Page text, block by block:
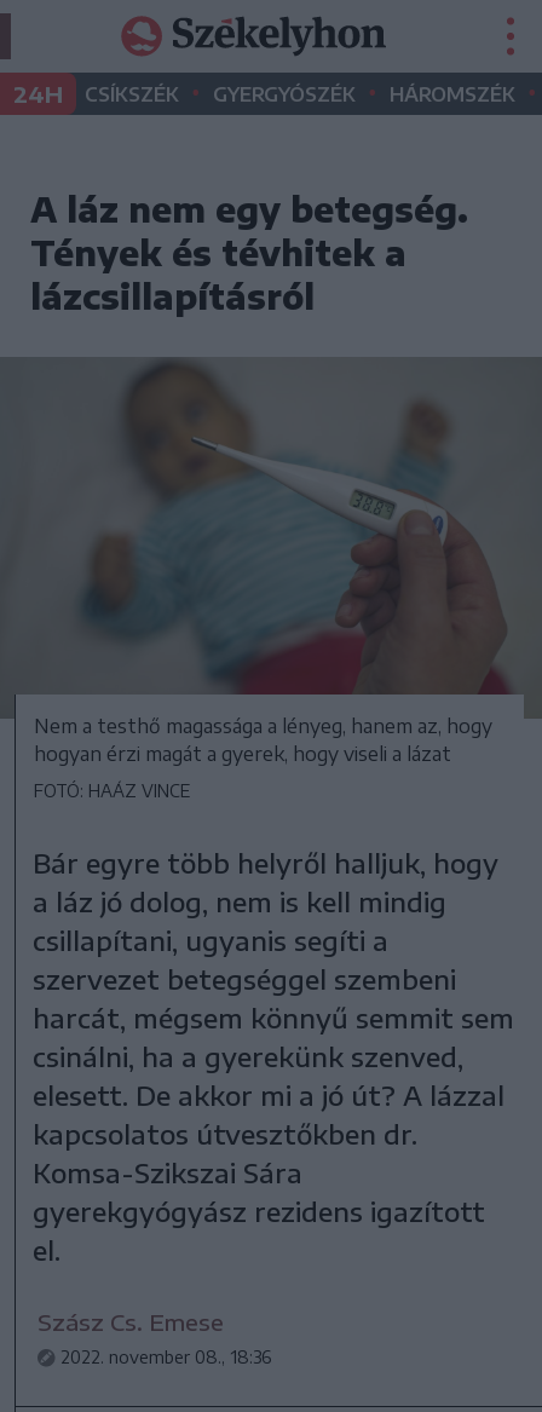
24H CSÍKSZÉK • GYERGYÓSZÉK • HÁROMSZÉK •
A láz nem egy betegség.
Tények és tévhitek a
lázcsillapításról
Nem a testhő magassága a lényeg, hanem az, hogy
hogyan érzi magát a gyerek, hogy viseli a lázat
FOTÓ: HAÁZ VINCE
Bár egyre több helyről halljuk, hogy
a láz jó dolog, nem is kell mindig
csillapítani, ugyanis segíti a
szervezet betegséggel szembeni
harcát, mégsem könnyű semmit sem
csinálni, ha a gyerekünk szenved,
elesett. De akkor mi a jó út? A lázzal
kapcsolatos útvesztőkben dr.
Komsa-Szikszai Sára
gyerekgyógyász rezidens igazított
el.
Szász Cs. Emese
2022. november 08., 18:36